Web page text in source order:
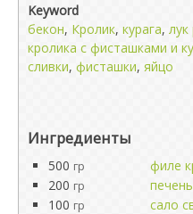
Keyword
бекон, Кролик, курага,
кролика с фисташками и
сливки, фисташки, яйцо
Ингредиенты
500 гр
филе
200 гр
100 гр сало